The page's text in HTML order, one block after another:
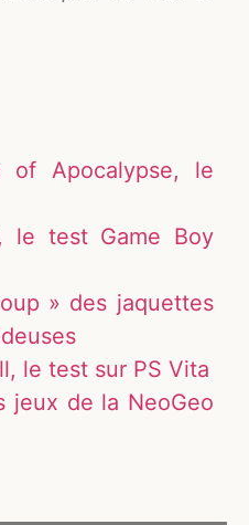
of Apocalypse, le
le test Game Boy
» des jaquettes
le test sur PS Vita
jeux de la NeoGeo